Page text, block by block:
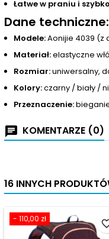
Łatwe w praniu i
Dane techniczne:
Modele:Aonijie 4039 (z
Materiał:elastyczne
Rozmiar:uniwersalny,
Kolory:czarny / biały /
Przeznaczenie:
KOMENTARZE (0)
16 INNYCH
- 110,00 zł